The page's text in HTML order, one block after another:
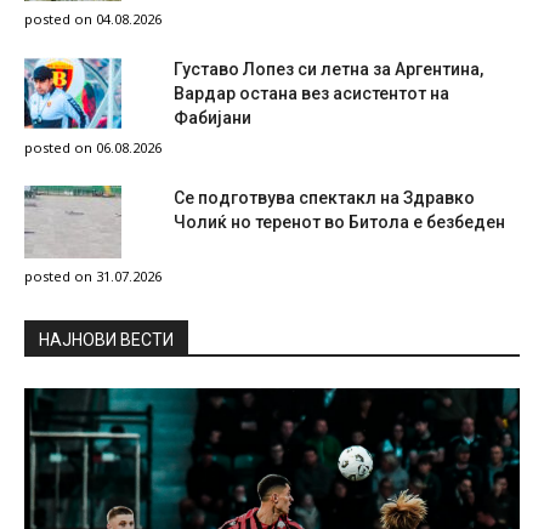
posted on 04.08.2026
Густаво Лопез си летна за Аргентина,
Вардар остана вез асистентот на
Фабијани
posted on 06.08.2026
Се подготвува спектакл на Здравко
Чолиќ но теренот во Битола е безбеден
posted on 31.07.2026
НAЈНОВИ ВЕСТИ